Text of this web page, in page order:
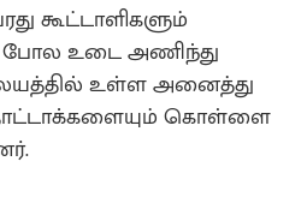
கூட்டாளிகளும்
போல உடை அணிந்து
உள்ள அனைத்து
கொள்ளை